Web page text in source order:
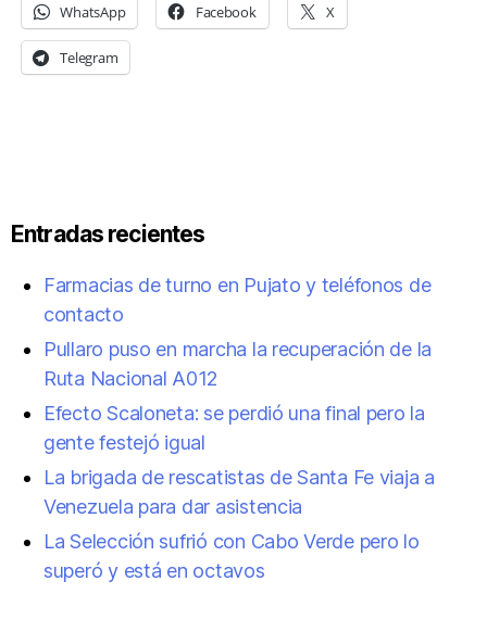
WhatsApp Facebook X
Telegram
Entradas recientes
Farmacias de turno en Pujato y teléfonos de
contacto
Pullaro puso en marcha la recuperación de la
Ruta Nacional A012
Efecto Scaloneta: se perdió una final pero la
gente festejó igual
La brigada de rescatistas de Santa Fe viaja a
Venezuela para dar asistencia
La Selección sufrió con Cabo Verde pero lo
superó y está en octavos